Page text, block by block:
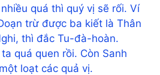
quá thì quý vị sẽ rối. Ví
trừ được ba kiết là Thân
thì đắc Tu-đà-hoàn.
quá quen rồi. Còn Sanh
loạt các quả vị.